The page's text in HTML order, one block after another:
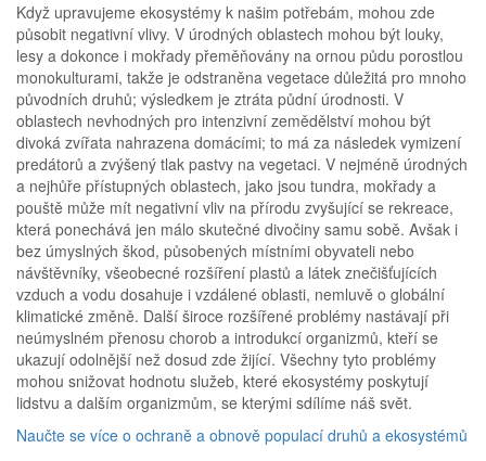
Když upravujeme ekosystémy k našim potřebám, mohou zde
působit negativní vlivy. V úrodných oblastech mohou být louky,
lesy a dokonce i mokřady přeměňovány na ornou půdu porostlou
monokulturami, takže je odstraněna vegetace důležitá pro mnoho
původních druhů; výsledkem je ztráta půdní úrodnosti. V
oblastech nevhodných pro intenzivní zemědělství mohou být
divoká zvířata nahrazena domácími; to má za následek vymizení
predátorů a zvýšený tlak pastvy na vegetaci. V nejméně úrodných
a nejhůře přístupných oblastech, jako jsou tundra, mokřady a
pouště může mít negativní vliv na přírodu zvyšující se rekreace,
která ponechává jen málo skutečné divočiny samu sobě. Avšak i
bez úmyslných škod, působených místními obyvateli nebo
návštěvníky, všeobecné rozšíření plastů a látek znečišťujících
vzduch a vodu dosahuje i vzdálené oblasti, nemluvě o globální
klimatické změně. Další široce rozšířené problémy nastávají při
neúmyslném přenosu chorob a introdukcí organizmů, kteří se
ukazují odolnější než dosud zde žijící. Všechny tyto problémy
mohou snižovat hodnotu služeb, které ekosystémy poskytují
lidstvu a dalším organizmům, se kterými sdílíme náš svět.
Naučte se více o ochraně a obnově populací druhů a ekosystémů